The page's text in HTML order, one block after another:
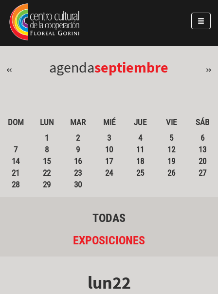
Pasar al contenido principal
Jump to main content
« agendaseptiembre »
DOM LUN MAR MIÉ JUE VIE
SÁB
1
2 3 4 5
6
7
8 9 10 11 12
13
14
15 16 17 18 19
20
21
22 23 24 25 26
27
28
29 30
TODAS
EXPOSICIONES
lun22